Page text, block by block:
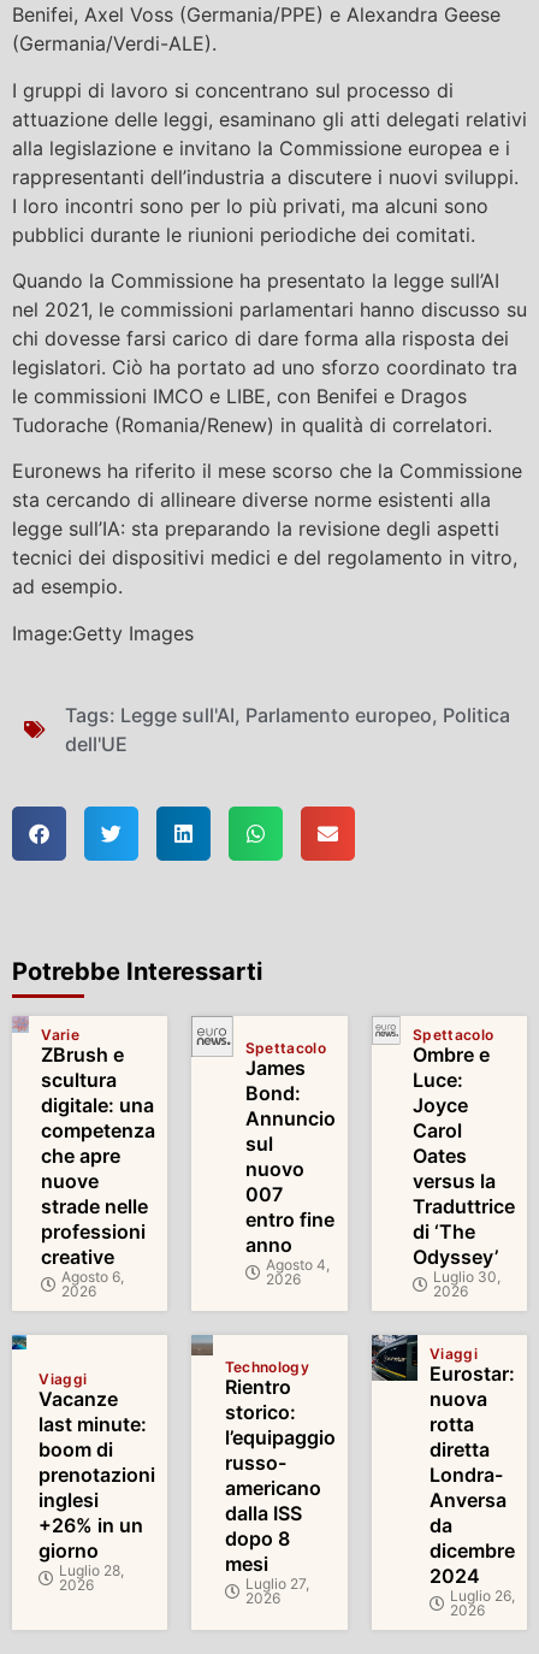
Benifei, Axel Voss (Germania/PPE) e Alexandra Geese
(Germania/Verdi-ALE).
I gruppi di lavoro si concentrano sul processo di
attuazione delle leggi, esaminano gli atti delegati relativi
alla legislazione e invitano la Commissione europea e i
rappresentanti dell’industria a discutere i nuovi sviluppi.
I loro incontri sono per lo più privati, ma alcuni sono
pubblici durante le riunioni periodiche dei comitati.
Quando la Commissione ha presentato la legge sull’AI
nel 2021, le commissioni parlamentari hanno discusso su
chi dovesse farsi carico di dare forma alla risposta dei
legislatori. Ciò ha portato ad uno sforzo coordinato tra
le commissioni IMCO e LIBE, con Benifei e Dragos
Tudorache (Romania/Renew) in qualità di correlatori.
Euronews ha riferito il mese scorso che la Commissione
sta cercando di allineare diverse norme esistenti alla
legge sull’IA: sta preparando la revisione degli aspetti
tecnici dei dispositivi medici e del regolamento in vitro,
ad esempio.
Image:Getty Images
Tags: Legge sull'AI, Parlamento europeo, Politica
dell'UE
Potrebbe Interessarti
Varie
ZBrush e
scultura
digitale: una
competenza
che apre
nuove
strade nelle
professioni
creative
Agosto 6,
2026
Spettacolo
James
Bond:
Annuncio
sul
nuovo
007
entro fine
anno
Agosto 4,
2026
Spettacolo
Ombre e
Luce:
Joyce
Carol
Oates
versus la
Traduttrice
di ‘The
Odyssey’
Luglio 30,
2026
Viaggi
Vacanze
last minute:
boom di
prenotazioni
inglesi
+26% in un
giorno
Luglio 28,
2026
Technology
Rientro
storico:
l’equipaggio
russo-
americano
dalla ISS
dopo 8
mesi
Luglio 27,
2026
Viaggi
Eurostar:
nuova
rotta
diretta
Londra-
Anversa
da
dicembre
2024
Luglio 26,
2026